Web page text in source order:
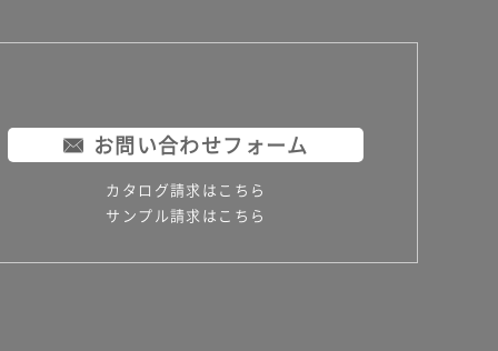
お問い合わせフォーム
カタログ請求はこちら
サンプル請求はこちら